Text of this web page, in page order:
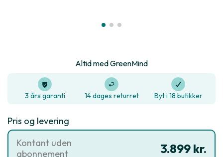
Altid med GreenMind
3 års garanti 14 dages returret Byt i 18 butikker
Pris og levering
3.899 kr.
Kontant uden
abonnement